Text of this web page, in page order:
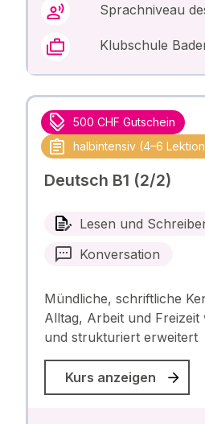
Sprachniveau
Klubschule
500 CHF Gutschein
halbintensiv (4–6
Deutsch B1 (2/2)
Lesen und
Konversation
Mündliche, schriftliche
Alltag, Arbeit und Freizeit
und strukturiert erweitert
Kurs anzeigen